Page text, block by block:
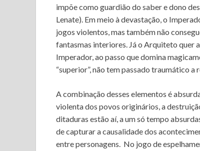
impõe como guardião do saber e dono
Lenate). Em meio à devastação, o
jogos violentos, mas também não
fantasmas interiores. Já o Arquiteto quer
Imperador, ao passo que domina
“superior”, não tem passado traumático a
A combinação desses elementos é
violenta dos povos originários, a
ditaduras estão aí, a um só tempo
de capturar a causalidade dos
entre personagens. No jogo de